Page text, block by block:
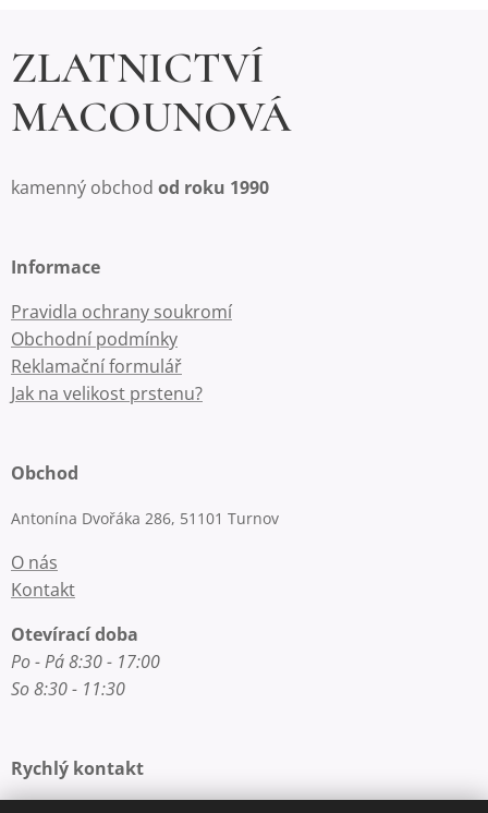
ZLATNICTVÍ
MACOUNOVÁ
kamenný obchod od roku 1990
Informace
Pravidla ochrany soukromí
Obchodní podmínky
Reklamační formulář
Jak na velikost prstenu?
Obchod
Antonína Dvořáka 286, 51101 Turnov
O nás
Kontakt
Otevírací doba
Po - Pá 8:30 - 17:00
So 8:30 - 11:30
Rychlý kontakt